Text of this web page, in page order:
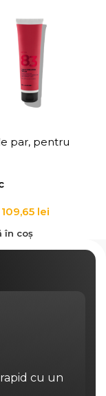
par, pentru
Creator
109,65 lei
în coș
cu un